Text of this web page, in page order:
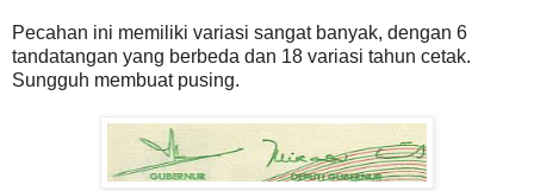
Pecahan ini memiliki variasi sangat banyak, dengan 6
tandatangan yang berbeda dan 18 variasi tahun cetak.
Sungguh membuat pusing.